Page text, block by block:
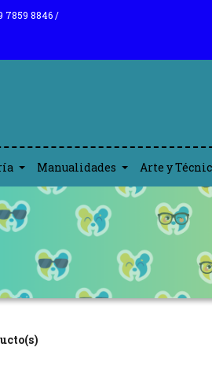
7859 8846 /
Manualidades Arte y